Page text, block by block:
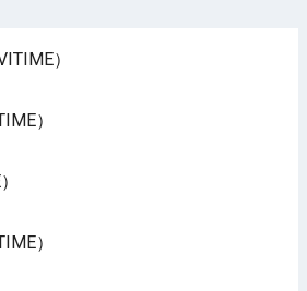
）
）
）